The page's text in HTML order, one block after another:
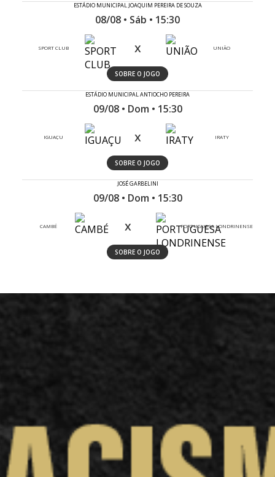
ESTÁDIO MUNICIPAL JOAQUIM PEREIRA DE SOUZA
08/08 • Sáb • 15:30
SPORT CLUB x UNIÃO
SOBRE O JOGO
ESTÁDIO MUNICIPAL ANTIOCHO PEREIRA
09/08 • Dom • 15:30
IGUAÇU x IRATY
SOBRE O JOGO
JOSÉ GARBELINI
09/08 • Dom • 15:30
CAMBÉ x PORTUGUESA LONDRINENSE
SOBRE O JOGO